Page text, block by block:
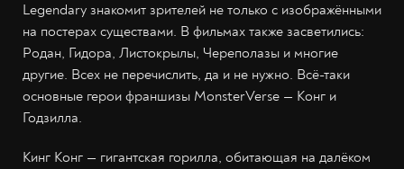
Legendary знакомит зрителей не только с изображёнными
на постерах существами. В фильмах также засветились:
Родан, Гидора, Листокрылы, Череполазы и многие
другие. Всех не перечислить, да и не нужно. Всё-таки
основные герои франшизы MonsterVerse — Конг и
Годзилла.
Кинг Конг — гигантская горилла, обитающая на далёком